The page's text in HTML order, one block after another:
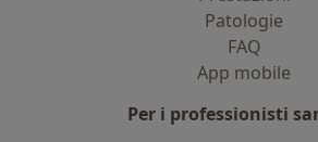
Patologie
FAQ
App mobile
Per i professionisti